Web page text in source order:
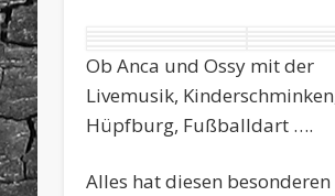
Ob Anca und Ossy mit der
Livemusik,
Hüpfburg, Fußballdart ….
Alles hat diesen